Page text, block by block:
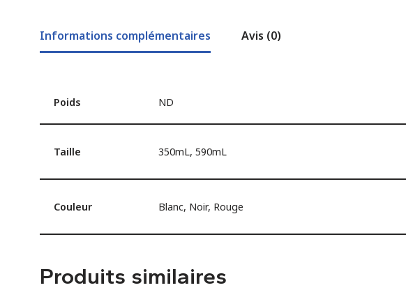
Informations complémentaires Avis (0)
Poids ND
Taille 350mL, 590mL
Couleur Blanc, Noir, Rouge
Produits similaires